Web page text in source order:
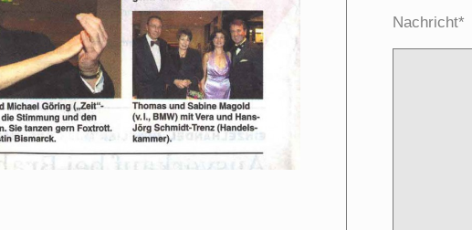
Nachricht*